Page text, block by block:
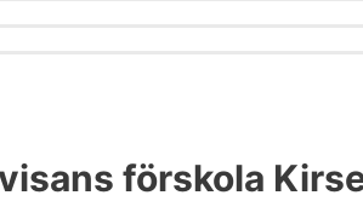
förskola